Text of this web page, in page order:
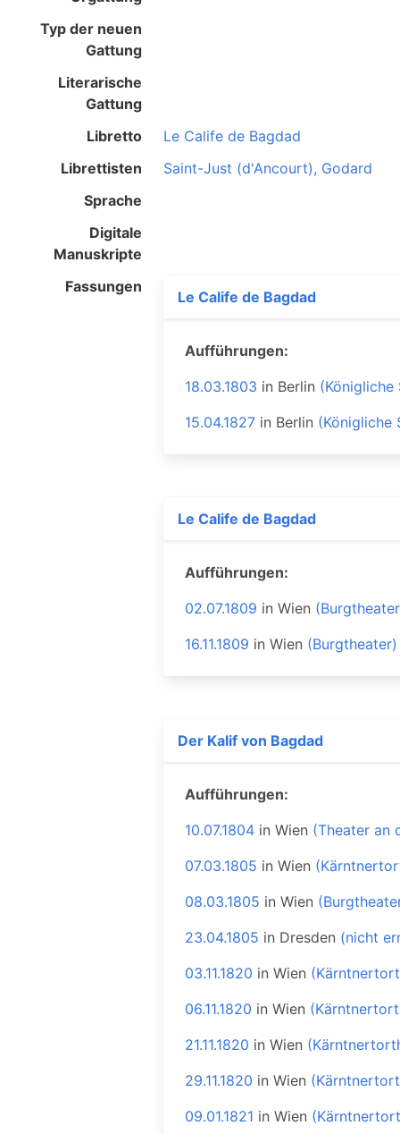
Typ der neuen
Gattung
Literarische
Gattung
Libretto
Le Calife de Bagdad
Librettisten
Saint-Just (d'Ancourt), Godard
Sprache
Digitale
Manuskripte
Fassungen
Le Calife de Bagdad
Aufführungen:
18.03.1803 in Berlin (Königliche
15.04.1827 in Berlin (Königliche
Le Calife de Bagdad
Aufführungen:
02.07.1809 inWien
16.11.1809 inWien (Burgtheater)
Der Kalif von Bagdad
Aufführungen:
10.07.1804 inWien (Theater an
07.03.1805 inWien
08.03.1805 inWien
23.04.1805 in Dresden (nicht
03.11.1820 inWien
06.11.1820 inWien
21.11.1820 inWien
29.11.1820 inWien
09.01.1821 inWien